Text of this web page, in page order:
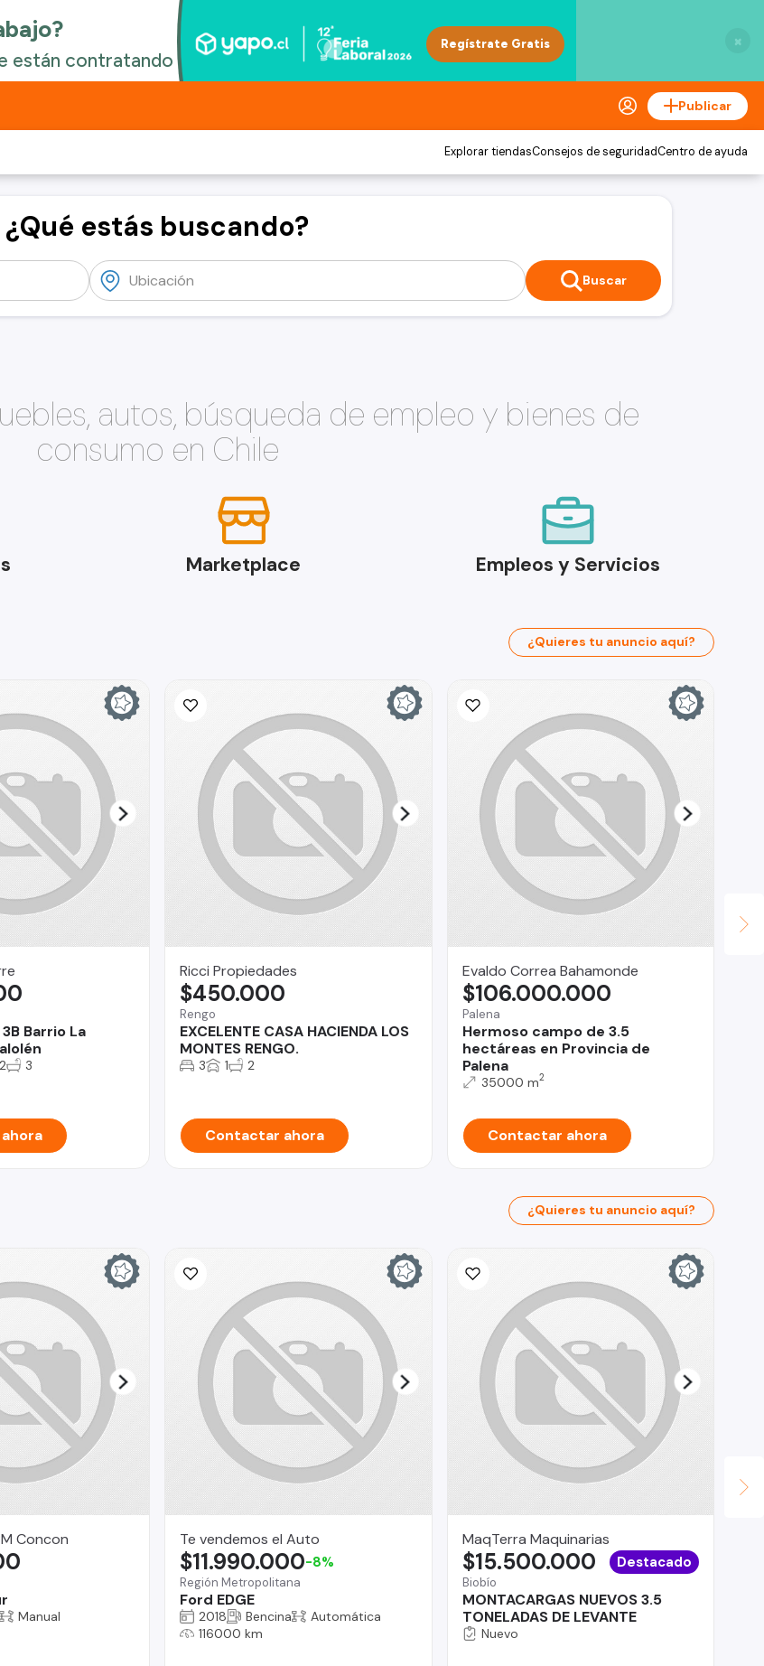
×
Publicar
Explorar tiendasConsejos de seguridadCentro de ayuda
¿Qué estás buscando?
Buscar
autos, búsqueda de empleo y bienes de
consumo en Chile
Marketplace Empleos y Servicios
¿Quieres tu anuncio aquí?
Barrio La
2 3
Ricci Propiedades
Rengo
EXCELENTE CASA HACIENDA LOS
MONTES RENGO.
$450.000
3 1 2
Contactar ahora
Evaldo Correa Bahamonde
Palena
Hermoso campo de 3.5
hectáreas en Provincia de
Palena
$106.000.000
35000 m2
Contactar ahora
¿Quieres tu anuncio aquí?
Concon
Manual
Te vendemos el Auto
Región Metropolitana
Ford EDGE
$11.990.000-8%
2018 Bencina
Automática
116000 km
MaqTerra Maquinarias
Biobío
MONTACARGAS NUEVOS 3.5
TONELADAS DE LEVANTE
$15.500.000 Destacado
Nuevo